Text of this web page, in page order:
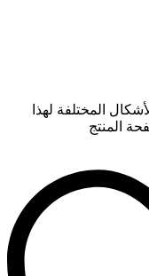
المختلفة لهذا
المنتج